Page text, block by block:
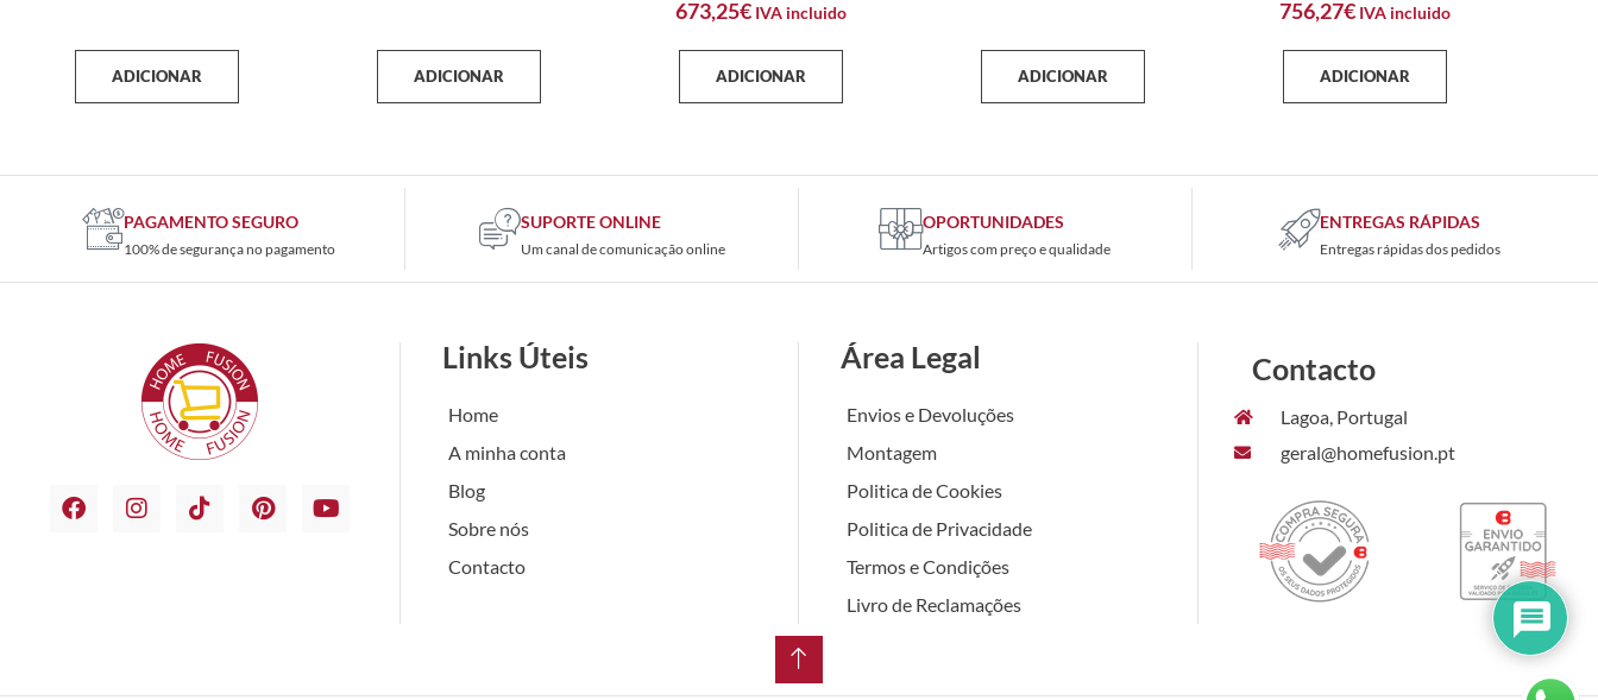
ADICIONAR ADICIONAR
673,25€ IVA incluido
ADICIONAR ADICIONAR
756,27€ IVA incluido
ADICIONAR
PAGAMENTO SEGURO
100% de segurança no pagamento
SUPORTE ONLINE
Um canal de comunicação online
OPORTUNIDADES
Artigos com preço e qualidade
ENTREGAS RÁPIDAS
Entregas rápidas dos pedidos
Links Úteis
Home
A minha conta
Blog
Sobre nós
Contacto
Área Legal
Envios e Devoluções
Montagem
Politica de Cookies
Politica de Privacidade
Termos e Condições
Livro de Reclamações
Contacto
Lagoa, Portugal
geral@homefusion.pt